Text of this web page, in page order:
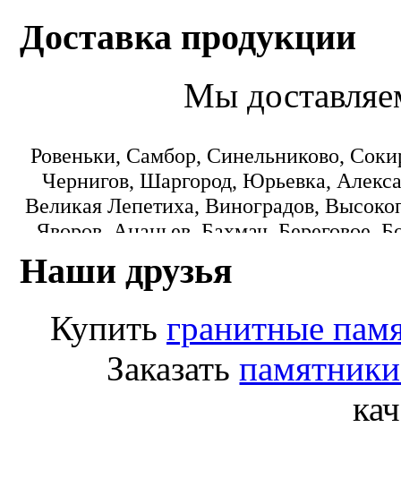
Доставка продукции
Мы
Ровеньки, Самбор, Синельниково,
Чернигов, Шаргород, Юрьевка,
Великая Лепетиха, Виноградов,
Яворов, Ананьев, Бахмач, Береговое,
Коминтерновское, Краматорск,
Пологи, Радомишль, Рокитное,
Лисичанск, Любомль, Машевка,
Переяслав-Хмельницкий,
Старобешево, Тарутино,
Наши друзья
Купить гранитные
Заказать